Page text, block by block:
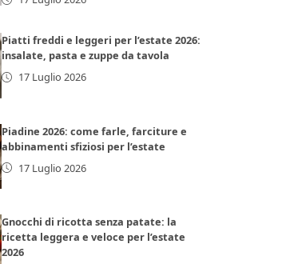
Piatti freddi e leggeri per l’estate 2026:
insalate, pasta e zuppe da tavola
17 Luglio 2026
Piadine 2026: come farle, farciture e
abbinamenti sfiziosi per l’estate
17 Luglio 2026
Gnocchi di ricotta senza patate: la
ricetta leggera e veloce per l’estate
2026